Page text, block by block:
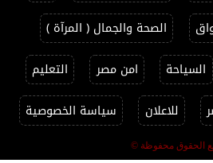
الصحة والجمال ( المرآة )
السياحة امن مصر
التعليم
للاعلان سياسة الخصوصية
الحقوق محفوظة ©